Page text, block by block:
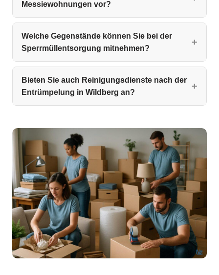
Messiewohnungen vor?
Welche Gegenstände können Sie bei der
Sperrmüllentsorgung mitnehmen?
Bieten Sie auch Reinigungsdienste nach der
Entrümpelung in Wildberg an?